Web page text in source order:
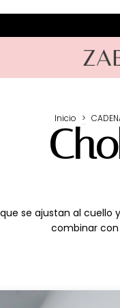
Inicio >
se ajustan al cuello
combinar con